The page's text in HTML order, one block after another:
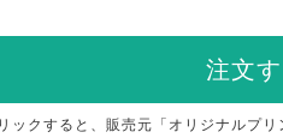
注文
ックすると、販売元「オリジナルプリ